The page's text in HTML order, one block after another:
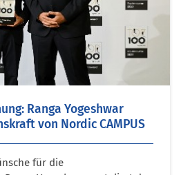
Ranga Yogeshwar
von Nordic CAMPUS
für die